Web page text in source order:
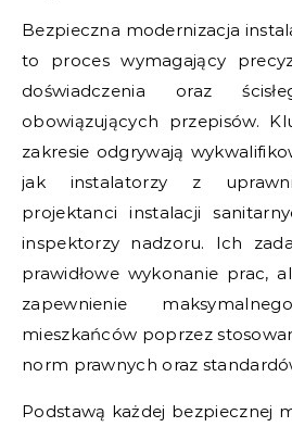
Bezpieczna modernizacja
to proces wymagający
doświadczenia oraz
obowiązujących przepisów.
zakresie odgrywają
jak instalatorzy z
projektanci instalacji
inspektorzy nadzoru. Ich
prawidłowe wykonanie prac,
zapewnienie
mieszkańców poprzez
norm prawnych oraz
Podstawą każdej bezpiecznej